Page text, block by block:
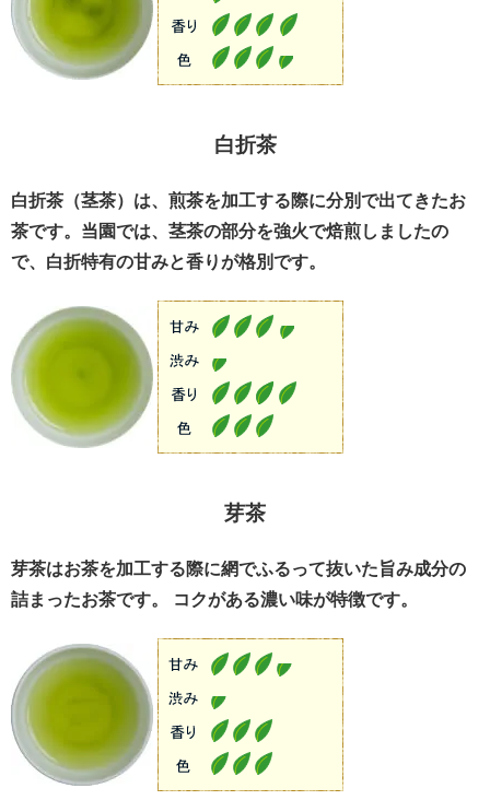
白折茶
白折茶（茎茶）は、煎茶を加工する際に分別で出てきたお
茶です。当園では、茎茶の部分を強火で焙煎しましたの
で、白折特有の甘みと香りが格別です。
芽茶
芽茶はお茶を加工する際に網でふるって抜いた旨み成分の
詰まったお茶です。 コクがある濃い味が特徴です。